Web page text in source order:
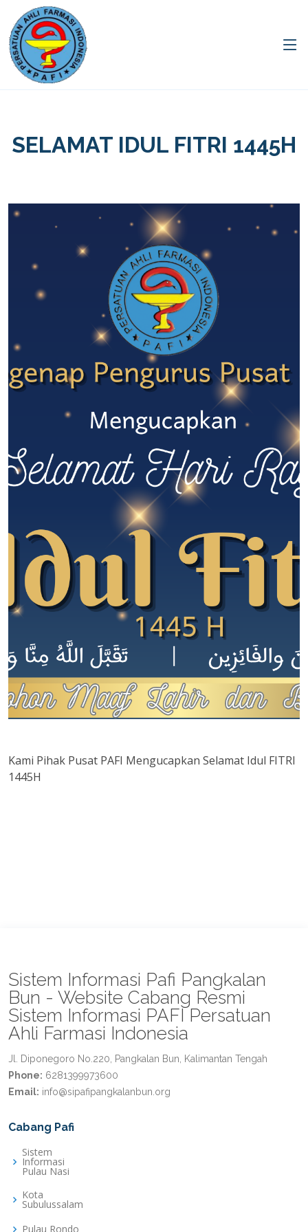
SELAMAT IDUL FITRI 1445H
Kami Pihak Pusat PAFI Mengucapkan Selamat Idul FITRI
1445H
Sistem Informasi Pafi Pangkalan
Bun - Website Cabang Resmi
Sistem Informasi PAFI Persatuan
Ahli Farmasi Indonesia
Jl. Diponegoro No.220, Pangkalan Bun, Kalimantan Tengah
Phone: 6281399973600
Email: info@sipafipangkalanbun.org
Cabang Pafi
Sistem
Informasi
Pulau Nasi
Kota
Subulussalam
Pulau Rondo